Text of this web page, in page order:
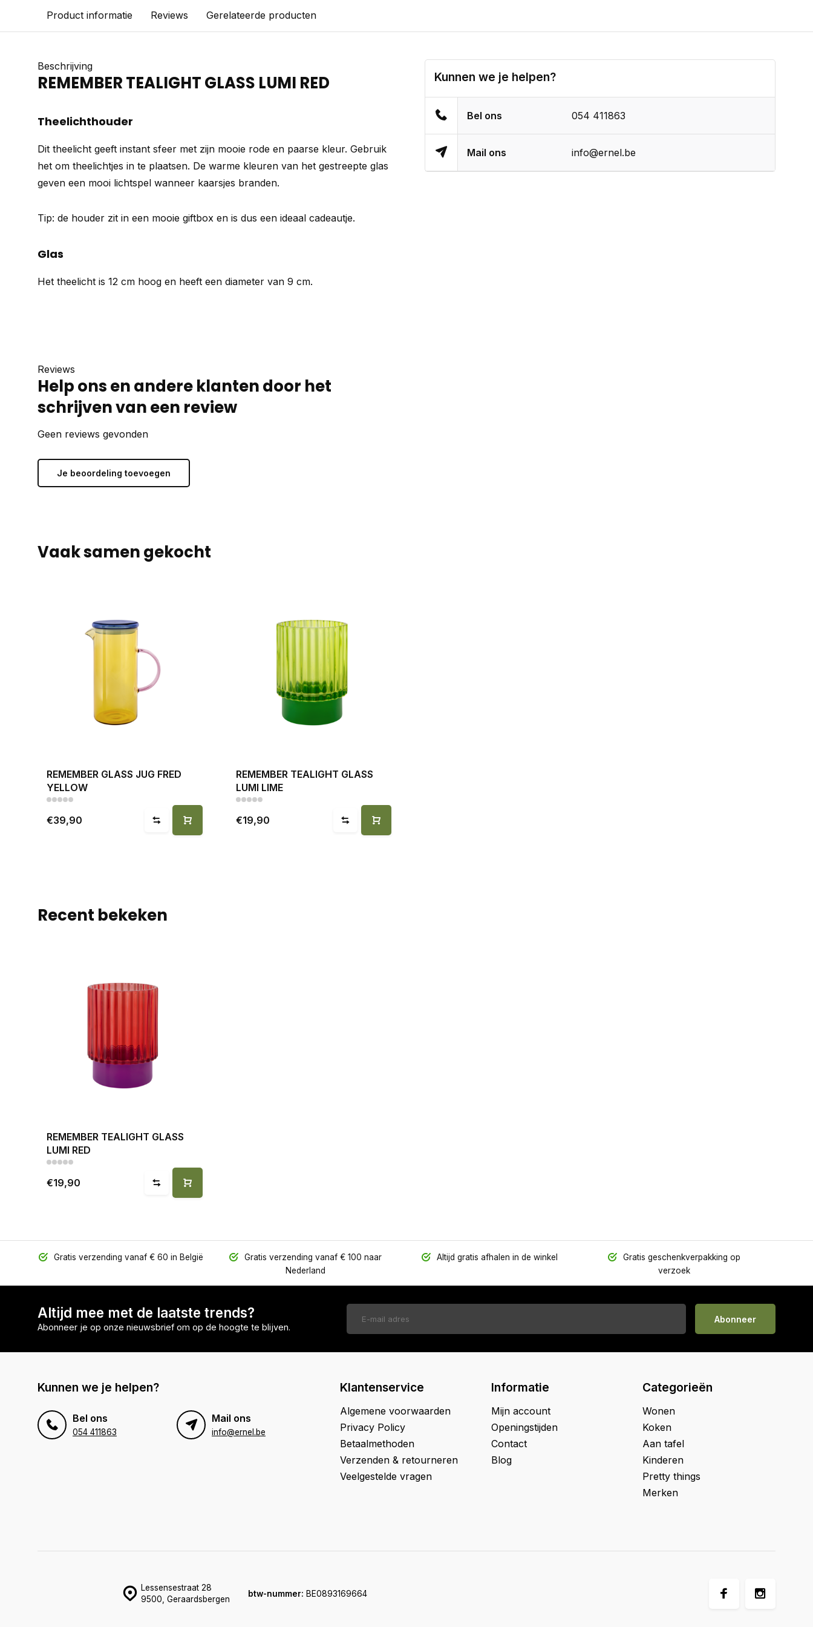
Product informatie Reviews Gerelateerde producten
Beschrijving
REMEMBER TEALIGHT GLASS LUMI RED
Theelichthouder
Dit theelicht geeft instant sfeer met zijn mooie rode en paarse kleur. Gebruik
het om theelichtjes in te plaatsen. De warme kleuren van het gestreepte glas
geven een mooi lichtspel wanneer kaarsjes branden.
Tip: de houder zit in een mooie giftbox en is dus een ideaal cadeautje.
Glas
Het theelicht is 12 cm hoog en heeft een diameter van 9 cm.
Kunnen we je helpen?
Bel ons 054 411863
Mail ons info@ernel.be
Reviews
Help ons en andere klanten door het
schrijven van een review
Geen reviews gevonden
Je beoordeling toevoegen
Vaak samen gekocht
REMEMBER GLASS JUG FRED
YELLOW
€39,90
REMEMBER TEALIGHT GLASS
LUMI LIME
€19,90
Recent bekeken
REMEMBER TEALIGHT GLASS
LUMI RED
€19,90
Gratis verzending vanaf € 60 in België
Gratis verzending vanaf € 100 naar
Nederland
Altijd gratis afhalen in de winkel
Gratis geschenkverpakking op
verzoek
Altijd mee met de laatste trends?
Abonneer je op onze nieuwsbrief om op de hoogte te blijven.
Abonneer
Kunnen we je helpen?
Bel ons
054 411863
Mail ons
info@ernel.be
Klantenservice
Algemene voorwaarden
Privacy Policy
Betaalmethoden
Verzenden & retourneren
Veelgestelde vragen
Informatie
Mijn account
Openingstijden
Contact
Blog
Categorieën
Wonen
Koken
Aan tafel
Kinderen
Pretty things
Merken
Lessensestraat 28
9500, Geraardsbergen
btw-nummer: BE0893169664